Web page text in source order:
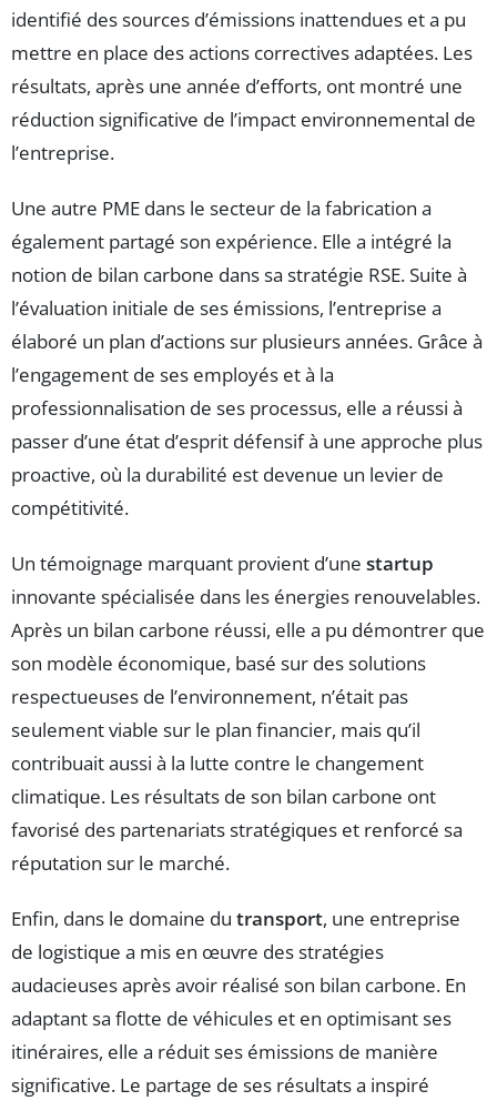
identifié des sources d’émissions inattendues et a pu
mettre en place des actions correctives adaptées. Les
résultats, après une année d’efforts, ont montré une
réduction significative de l’impact environnemental de
l’entreprise.
Une autre PME dans le secteur de la fabrication a
également partagé son expérience. Elle a intégré la
notion de bilan carbone dans sa stratégie RSE. Suite à
l’évaluation initiale de ses émissions, l’entreprise a
élaboré un plan d’actions sur plusieurs années. Grâce à
l’engagement de ses employés et à la
professionnalisation de ses processus, elle a réussi à
passer d’une état d’esprit défensif à une approche plus
proactive, où la durabilité est devenue un levier de
compétitivité.
Un témoignage marquant provient d’une startup
innovante spécialisée dans les énergies renouvelables.
Après un bilan carbone réussi, elle a pu démontrer que
son modèle économique, basé sur des solutions
respectueuses de l’environnement, n’était pas
seulement viable sur le plan financier, mais qu’il
contribuait aussi à la lutte contre le changement
climatique. Les résultats de son bilan carbone ont
favorisé des partenariats stratégiques et renforcé sa
réputation sur le marché.
Enfin, dans le domaine du transport, une entreprise
de logistique a mis en œuvre des stratégies
audacieuses après avoir réalisé son bilan carbone. En
adaptant sa flotte de véhicules et en optimisant ses
itinéraires, elle a réduit ses émissions de manière
significative. Le partage de ses résultats a inspiré